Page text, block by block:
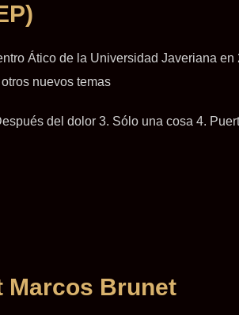
Ático de la Universidad Javeriana
nuevos temas
del dolor 3. Sólo una cosa 4.
Marcos Brunet